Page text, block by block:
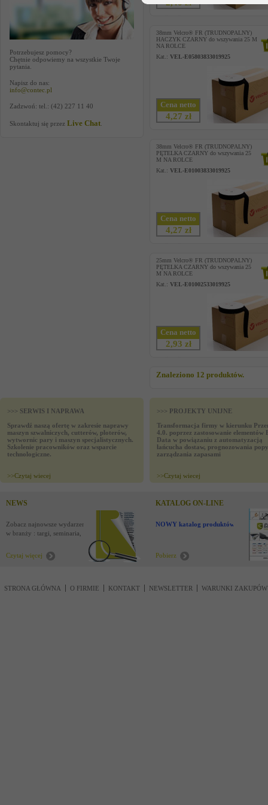
Potrzebujesz pomocy?
Chętnie odpowiemy na wszystkie Twoje
pytania.
Napisz do nas:
info@contec.pl
Zadzwoń: tel.: (42) 227 11 40
Skontaktuj się przez Live Chat
2,40 zł
38mm Velcro® FR (TRUDNOPALNY)
HACZYK CZARNY do wszywania 25 M
NA ROLCE
Kat.: VEL-E05803833019925
Cena netto
4,27 zł
38mm Velcro® FR (TRUDNOPALNY)
PĘTELKA CZARNY do wszywania 25
M NA ROLCE
Kat.: VEL-E01003833019925
Cena netto
4,27 zł
25mm Velcro® FR (TRUDNOPALNY)
PĘTELKA CZARNY do wszywania 25
M NA ROLCE
Kat.: VEL-E01002533019925
Cena netto
2,93 zł
Znaleziono 12 produktów.
>>> SERWIS I NAPRAWA
Sprawdź naszą ofertę w zakresie naprawy
maszyn szwalniczych, cutterów, ploterów,
wytwornic pary i maszyn specjalistycznych.
Szkolenie pracowników oraz wsparcie
technologiczne.
>>Czytaj wiecej
>>> PROJEKTY UNIJNE
Transformacja firmy w kierunku
4.0. poprzez zastosowanie elementów
Data w powiązaniu z automatyzacją
łańcucha dostaw, prognozowania
zarządzania zapasami
>>Czytaj wiecej
NEWS
Zobacz najnowsze wydarzenia
w branży : targi, seminaria,
Czytaj więcej
KATALOG ON-LINE
NOWY katalog produktów !
Pobierz
STRONA GŁÓWNA O FIRMIE KONTAKT NEWSLETTER WARUNKI ZAKUPÓW